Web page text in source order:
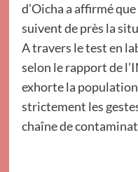
d’Oicha a affirmé
suivent de près la
A travers le test en
selon le rapport de
exhorte la
strictement les
chaîne de